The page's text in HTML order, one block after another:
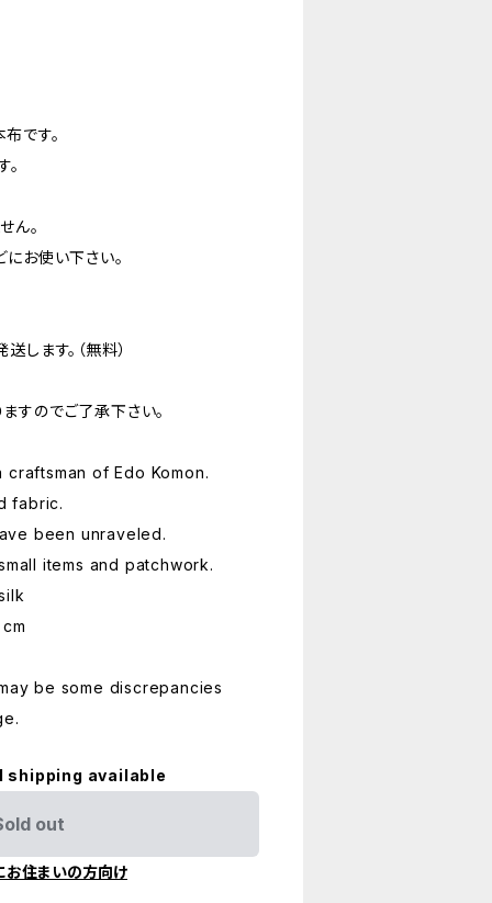
です。
ん。
お使い下さい。
します。（無料）
すのでご了承下さい。
of Edo Komon.
fabric.
been unraveled.
items and patchwork.
be some discrepancies
shipping available
out
お住まいの方向け